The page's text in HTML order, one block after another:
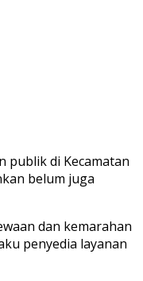
publik di Kecamatan
belum juga
dan kemarahan
penyedia layanan